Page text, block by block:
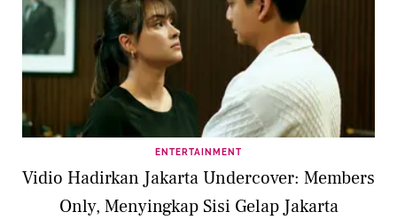
ENTERTAINMENT
Vidio Hadirkan Jakarta Undercover: Members
Only, Menyingkap Sisi Gelap Jakarta